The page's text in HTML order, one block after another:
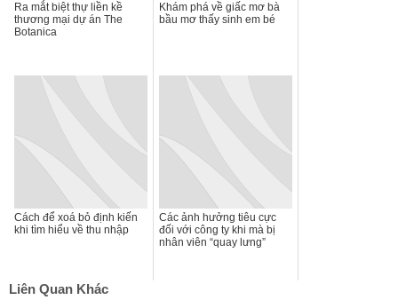
Ra mắt biệt thự liền kề
thương mại dự án The
Botanica
Khám phá về giấc mơ bà
bầu mơ thấy sinh em bé
Cách để xoá bỏ định kiến
khi tìm hiểu về thu nhập
Các ảnh hưởng tiêu cực
đối với công ty khi mà bị
nhân viên “quay lưng”
Liên Quan Khác